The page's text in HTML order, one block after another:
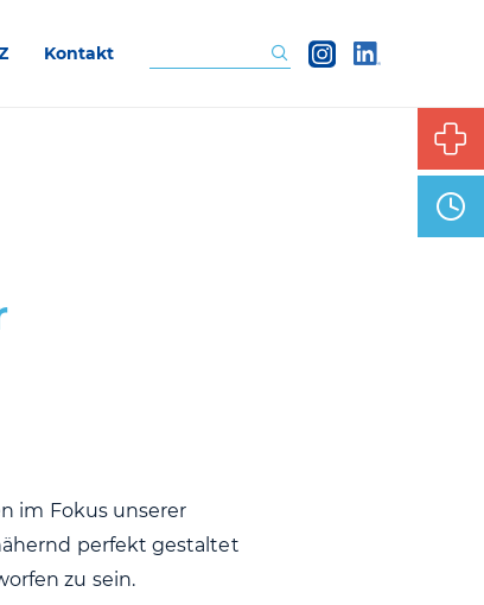
Kontakt
im Fokus unserer
perfekt gestaltet
zu sein.